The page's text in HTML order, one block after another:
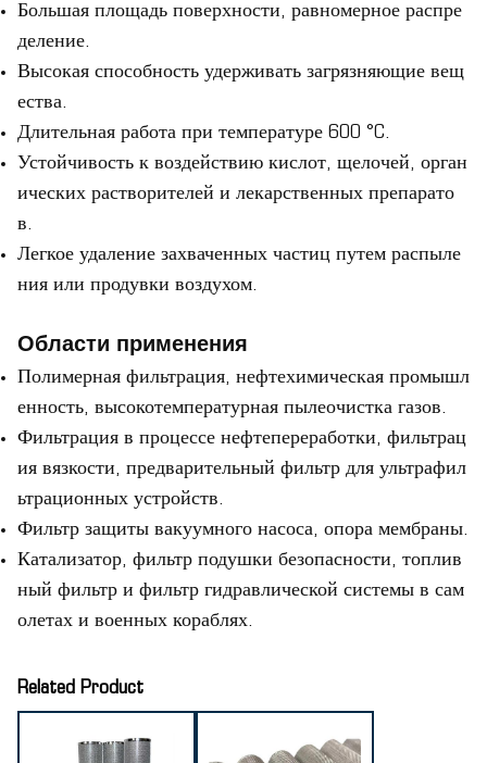
Большая площадь поверхности, равномерное распре
деление.
Высокая способность удерживать загрязняющие вещ
ества.
Длительная работа при температуре 600 °C.
Устойчивость к воздействию кислот, щелочей, орган
ических растворителей и лекарственных препарато
в.
Легкое удаление захваченных частиц путем распыле
ния или продувки воздухом.
Области применения
Полимерная фильтрация, нефтехимическая промышл
енность, высокотемпературная пылеочистка газов.
Фильтрация в процессе нефтепереработки, фильтрац
ия вязкости, предварительный фильтр для ультрафил
ьтрационных устройств.
Фильтр защиты вакуумного насоса, опора мембраны.
Катализатор, фильтр подушки безопасности, топлив
ный фильтр и фильтр гидравлической системы в сам
олетах и военных кораблях.
Related Product